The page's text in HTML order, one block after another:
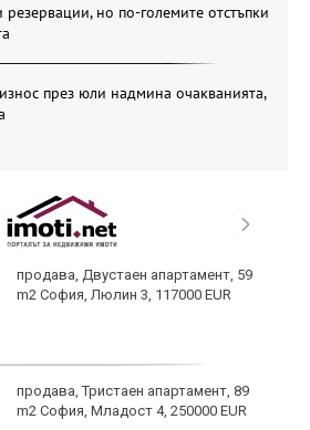
но по-големите отстъпки
през юли надмина очакванията,
продава, Двустаен апартамент, 59
m2 София, Люлин 3, 117000 EUR
продава, Тристаен апартамент, 89
m2 София, Младост 4, 250000 EUR